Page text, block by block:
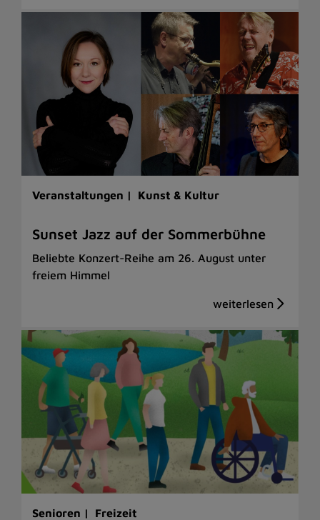
Veranstaltungen | Kunst & Kultur
Sunset Jazz auf der Sommerbühne
Beliebte Konzert-Reihe am 26. August unter
freiem Himmel
Senioren | Freizeit